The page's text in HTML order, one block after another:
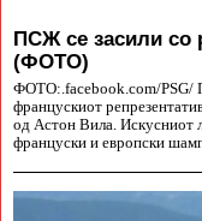
ПСЖ се засили со
(ФОТО)
ФОТО:.facebook.com/PSG/
францускиот
од Астон Вила. Искусниот
француски и европски